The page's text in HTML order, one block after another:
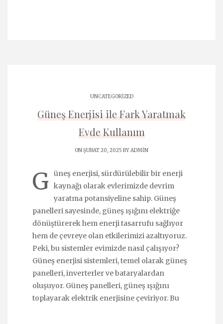
UNCATEGORIZED
Güneş Enerjisi ile Fark Yaratmak
Evde Kullanım
ON ŞUBAT 20, 2025 BYADMIN
G
üneş enerjisi, sürdürülebilir bir enerji
kaynağı olarak evlerimizde devrim
yaratma potansiyeline sahip. Güneş
panelleri sayesinde, güneş ışığını elektriğe
dönüştürerek hem enerji tasarrufu sağlıyor
hem de çevreye olan etkilerimizi azaltıyoruz.
Peki, bu sistemler evimizde nasıl çalışıyor?
Güneş enerjisi sistemleri, temel olarak güneş
panelleri, inverterler ve bataryalardan
oluşuyor. Güneş panelleri, güneş ışığını
toplayarak elektrik enerjisine çeviriyor. Bu